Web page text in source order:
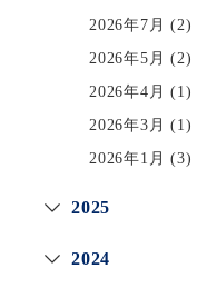
2026年7月 (2)
2026年5月 (2)
2026年4月 (1)
2026年3月 (1)
2026年1月 (3)
2025
2024